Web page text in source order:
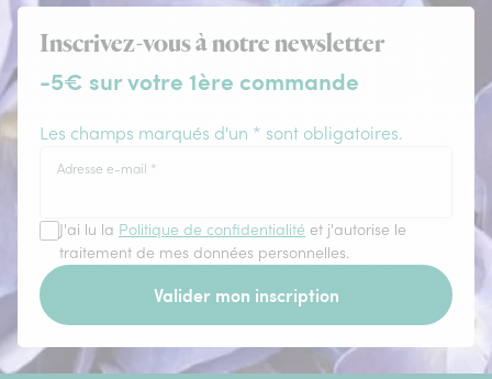
Inscrivez-vous à notre newsletter
-5€ sur votre 1ère commande
Les champs marqués d'un * sont obligatoires.
Adresse e-mail *
J'ai lu la Politique de confidentialité et j'autorise le
traitement de mes données personnelles.
Valider mon inscription